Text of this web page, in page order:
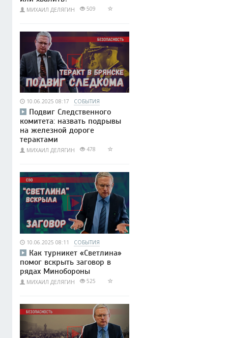
МИХАИЛ ДЕЛЯГИН 509
10.06.2025 08:17 СОБЫТИЯ
Подвиг Следственного
комитета: назвать подрывы
на железной дороге
терактами
МИХАИЛ ДЕЛЯГИН 478
10.06.2025 08:11 СОБЫТИЯ
Как турникет «Светлина»
помог вскрыть заговор в
рядах Минобороны
МИХАИЛ ДЕЛЯГИН 525